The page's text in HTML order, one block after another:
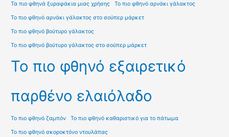
Τα πιο φθηνά ξυραφάκια μιας χρήσης Το πιο φθηνό αρνάκι γάλακτος
Το πιο φθηνό αρνάκι γάλακτος στο σούπερ μάρκετ
Το πιο φθηνό βούτυρο γάλακτος
Το πιο φθηνό βούτυρο γάλακτος στο σούπερ μάρκετ
Το πιο φθηνό εξαιρετικό
παρθένο ελαιόλαδο
Το πιο φθηνό ζαμπόν Το πιο φθηνό καθαριστικό για το πάτωμα
Το πιο φθηνό σκοροκτόνο ντουλάπας